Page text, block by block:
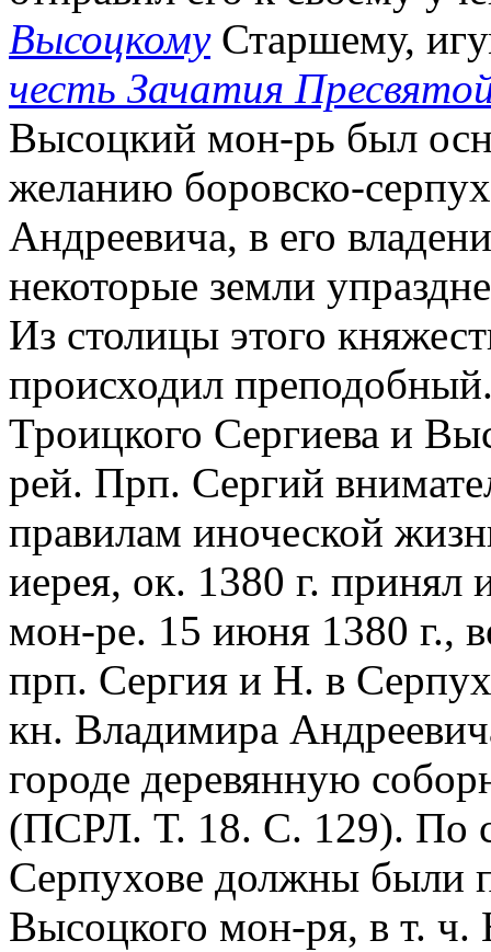
ВысоцкомуСтаршему,
честь Зачатия
Высоцкий мон-рь был
желанию боровско-
Андреевича, в его
некоторые земли
Из столицы этого
происходил
Троицкого Сергиева и
рей. Прп. Сергий
правилам иноческой
иерея, ок. 1380 г.
мон-ре. 15 июня 1380 г.,
прп. Сергия и Н. в
кн. Владимира
городе деревянную
(ПСРЛ. Т. 18. С. 129). По
Серпухове должны были
Высоцкого мон-ря, в т. ч.